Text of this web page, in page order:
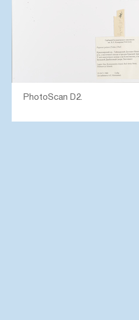
PhotoScan D2.